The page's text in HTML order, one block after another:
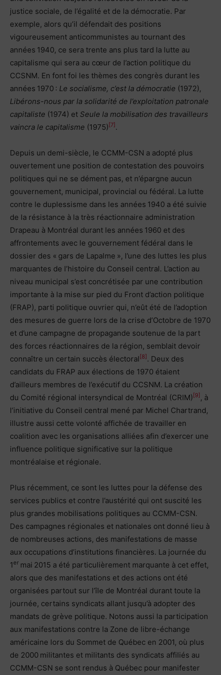
justice sociale, de l’égalité et de la démocratie. Par
exemple, alors qu’il défendait des positions
vigoureusement anticommunistes au tournant des
années 1940, ce sera trente ans plus tard la lutte au
capitalisme qui sera au cœur de l’action politique du
CCSNM. En font foi les thèmes des congrès durant les
années 1970 : Le socialisme, c’est la démocratie (1972),
Libérons-nous par la solidarité de l’exploitation patronale
capitaliste (1974) et Seule la mobilisation des travailleurs
vaincra le capitalisme (1975) [7] .
Depuis un demi-siècle, le CCMM-CSN a adopté plus
ouvertement une position de contestation des pouvoirs
politiques qui ne se dément pas, et n’épargne aucun
gouvernement, municipal, provincial ou fédéral. La lutte
contre le duplessisme dans les années 1940 a été suivie
de la résistance à la très réactionnaire administration
Drapeau à Montréal durant les années 1960 et des
affrontements avec le gouvernement fédéral dans le
dossier des « gars de Lapalme », l’une des luttes les plus
marquantes de l’histoire du Conseil central. L’action au
niveau municipal s’est concrétisée par une contribution
importante à la mise sur pied du Front d’action politique
(FRAP), parti politique ouvrier qui, n’eût été de l’adoption
des mesures de guerre lors de la crise d’Octobre de 1970
et d’une campagne de propagande soutenue de la part
des forces réactionnaires de la région, semblait devoir
connaître un certain succès électoral [8] . Deux des
candidats du FRAP aux élections de 1970 étaient
d’ailleurs membres de l’exécutif du CCSNM. La création
du Comité régional intersyndical de Montréal (CRIM) [9] , à
l’initiative du Conseil central mené par Michel Chartrand,
illustre aussi cette volonté affichée de travailler en
coalition avec les organisations alliées afin d’exercer une
influence politique significative sur la politique
montréalaise et régionale.
Plus récemment, ce sont les luttes pour la défense des
services publics et contre l’austérité qui ont suscité les
plus grandes mobilisations politiques au CCMM-CSN.
Des campagnes régionales et nationales ont donné lieu à
de nombreuses actions, des manifestations de masse
aux occupations d’institutions financières. La journée du
1er mai 2015 a été particulièrement marquante à cet effet,
alors que des manifestations et des actions ont été
organisées partout sur l’île de Montréal durant toute la
journée, certains syndicats allant jusqu’à adopter des
mandats de grève politique. Notons aussi la participation
aux manifestations contre la Zone de libre-échange
américaine lors du Sommet de Québec en 2001, où plus
de 2000 militantes et militants des syndicats affiliés au
CCMM-CSN se sont rendus à Québec pour manifester